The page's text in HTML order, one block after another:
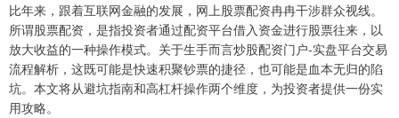
比年来，跟着互联网金融的发展，网上股票配资冉冉干涉群众视线。
所谓股票配资，是指投资者通过配资平台借入资金进行股票往来，以
放大收益的一种操作模式。关于生手而言炒股配资门户-实盘平台交易
流程解析，这既可能是快速积聚钞票的捷径，也可能是血本无归的陷
坑。本文将从避坑指南和高杠杆操作两个维度，为投资者提供一份实
用攻略。